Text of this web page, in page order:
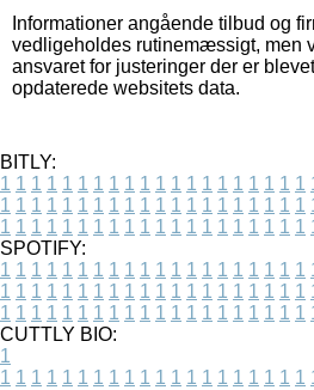
Informationer angående tilbud og
vedligeholdes rutinemæssigt, men
ansvaret for justeringer der er
opdaterede websitets data.
BITLY:
1 1 1 1 1 1 1 1 1 1 1 1 1 1 1 1 1 1 1 1
1 1 1 1 1 1 1 1 1 1 1 1 1 1 1 1 1 1 1 1
1 1 1 1 1 1 1 1 1 1 1 1 1 1 1 1 1 1 1 1
SPOTIFY:
1 1 1 1 1 1 1 1 1 1 1 1 1 1 1 1 1 1 1 1
1 1 1 1 1 1 1 1 1 1 1 1 1 1 1 1 1 1 1 1
1 1 1 1 1 1 1 1 1 1 1 1 1 1 1 1 1 1 1 1
CUTTLY BIO:
1
1 1 1 1 1 1 1 1 1 1 1 1 1 1 1 1 1 1 1 1